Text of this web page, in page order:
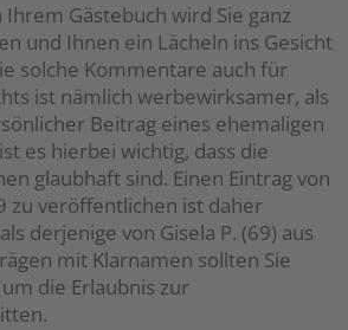
Gästebuch wird Sie ganz
und Ihnen ein Lächeln ins Gesicht
solche Kommentare auch für
ist nämlich werbewirksamer, als
Beitrag eines ehemaligen
es hierbei wichtig, dass die
glaubhaft sind. Einen Eintrag von
zu veröffentlichen ist daher
derjenige von Gisela P. (69) aus
mit Klarnamen sollten Sie
die Erlaubnis zur